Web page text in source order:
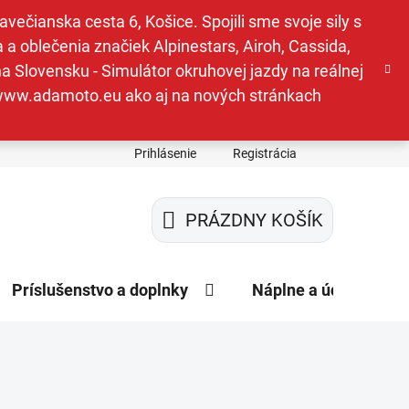
cesta 6, Košice. Spojili sme svoje sily s
oblečenia značiek Alpinestars, Airoh, Cassida,
Slovensku - Simulátor okruhovej jazdy na reálnej
ako aj na nových stránkach
Prihlásenie Registrácia
NÁKUPNÝ
KOŠÍK
PRÁZDNY KOŠÍK
Príslušenstvo a doplnky Náplne a údržba